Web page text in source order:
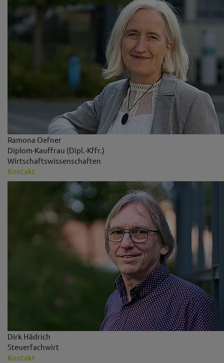
Ramona Oefner
Diplom-Kauffrau (Dipl.-Kffr.)
Wirtschaftswissenschaften
Kontakt
Dirk Hädrich
Steuerfachwirt
Kontakt